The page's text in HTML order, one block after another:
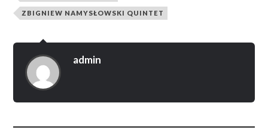
ZBIGNIEW NAMYSŁOWSKI QUINTET
admin